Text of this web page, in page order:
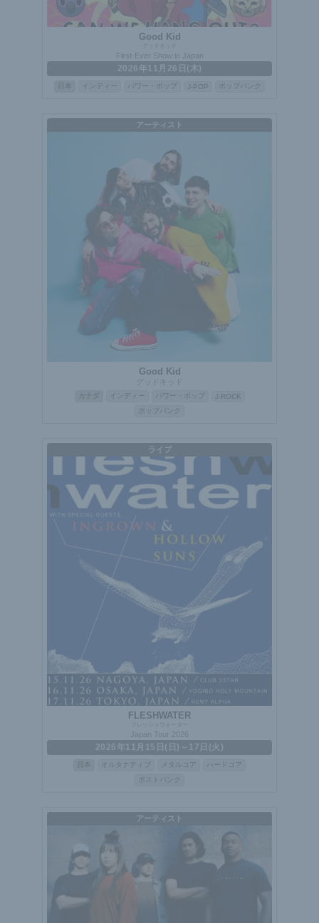
Good Kid
First-Ever Show in Japan
2026年11月26日(木)
インディー パワー・ポップ J-POP ポップパンク
アーティスト
Good Kid
グッドキッド
カナダ インディー パワー・ポップ
J-ROCK
ポップパンク
ライブ
FLESHWATER
フレッシュウォーター
Japan Tour 2026
2026年11月15日(日)～17日(火)
オルタナティブ メタルコア
ハードコア
ポストパンク
アーティスト